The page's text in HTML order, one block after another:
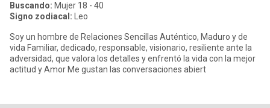
Buscando: Mujer 18 - 40
Signo zodiacal: Leo
Soy un hombre de Relaciones Sencillas Auténtico, Maduro y de
vida Familiar, dedicado, responsable, visionario, resiliente ante la
adversidad, que valora los detalles y enfrentó la vida con la mejor
actitud y Amor Me gustan las conversaciones abiert